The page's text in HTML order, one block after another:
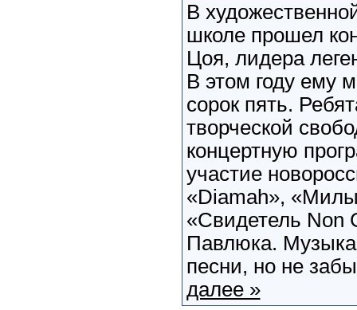
В
школе прошел
Цоя, лидера
В этом году ему
сорок пять.
творческой
концертную
участие
«Diamah»,
«Свидетель Non
Павлюка.
песни, но не
далее »